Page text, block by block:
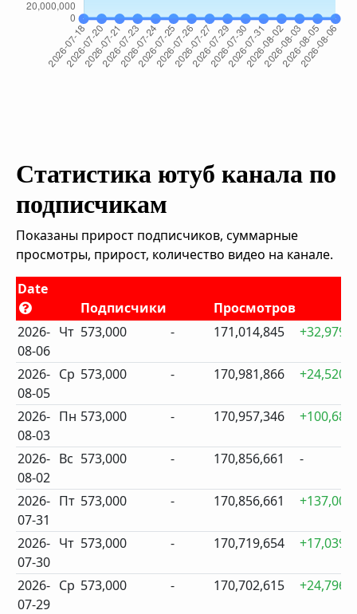
Статистика ютуб канала по
подписчикам
Показаны прирост подписчиков, суммарные
просмотры, прирост, количество видео на канале.
Date
Подписчики
Просмотров
2026-
08-06
Чт 573,000 - 171,014,845 +32,979
2026-
08-05
Ср 573,000 - 170,981,866 +24,520
2026-
08-03
Пн 573,000 - 170,957,346 +100,685
2026-
08-02
Вс 573,000 - 170,856,661 -
2026-
07-31
Пт 573,000 - 170,856,661 +137,007
2026-
07-30
Чт 573,000 - 170,719,654 +17,039
2026-
07-29
Ср 573,000 - 170,702,615 +24,796